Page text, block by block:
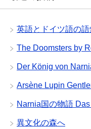
英語とドイツ語の語
The Doomsters by
Der König von
Arsène Lupin
Narnia国の物語
異文化の森へ